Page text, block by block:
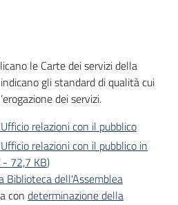
le Carte dei servizi della
gli standard di qualità cui
dei servizi.
relazioni con il pubblico
relazioni con il pubblico in
- 72,7 KB)
Biblioteca dell'Assemblea
con determinazione della